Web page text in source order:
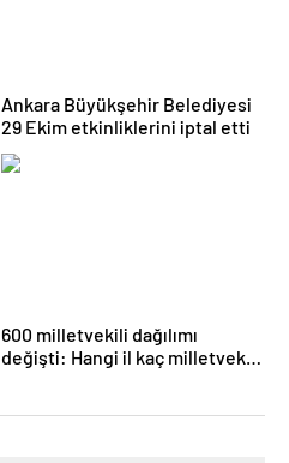
Ankara Büyükşehir Belediyesi
29 Ekim etkinliklerini iptal etti
600 milletvekili dağılımı
değişti: Hangi il kaç milletvekili